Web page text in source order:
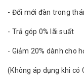
- Đổi mới đàn trong
- Trả góp 0% lãi suất
- Giảm 20% dành cho
(Không áp dụng khi có